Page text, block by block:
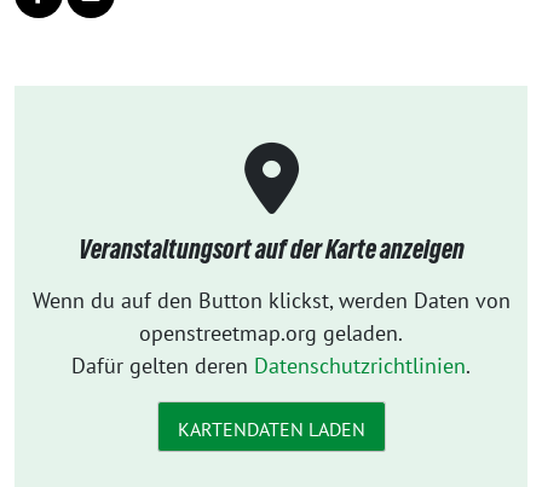
Veranstaltungsort auf der Karte anzeigen
Wenn du auf den Button klickst, werden Daten von
openstreetmap.org geladen.
Dafür gelten deren Datenschutzrichtlinien.
KARTENDATEN LADEN